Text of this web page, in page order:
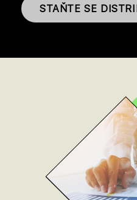
STAŇTE SE